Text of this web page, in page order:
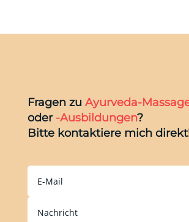
Fragen zu Ayurveda-
oder -Ausbildungen?
Bitte kontaktiere mich